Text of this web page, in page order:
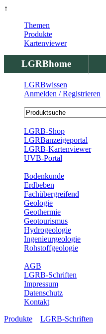
↑
LGRBhome
Themen
Produkte
Kartenviewer
LGRBwissen
Anmelden / Registrieren
LGRB-Shop
LGRBanzeigeportal
LGRB-Kartenviewer
UVB-Portal
Bodenkunde
Erdbeben
Fachübergreifend
Geologie
Geothermie
Geotourismus
Hydrogeologie
Ingenieurgeologie
Rohstoffgeologie
AGB
LGRB-Schriften
Impressum
Datenschutz
Kontakt
Produkte
LGRB-Schriften